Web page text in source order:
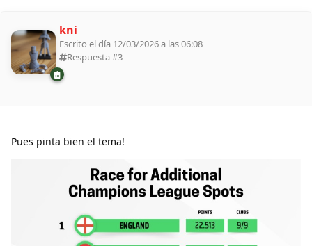
kni
Escrito el día 12/03/2026 a las 06:08
Respuesta #3
Pues pinta bien el tema!